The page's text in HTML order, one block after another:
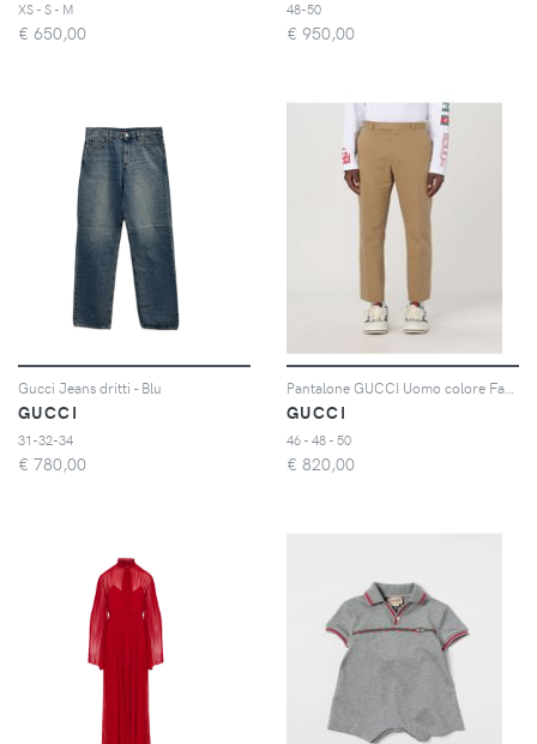
XS - S - M
€ 650,00
48-50
€ 950,00
Gucci Jeans dritti - Blu
GUCCI
31-32-34
€ 780,00
GUCCI
46 - 48 - 50
€ 820,00